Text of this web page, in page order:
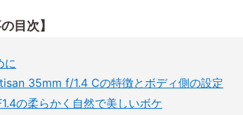
目次】
に
35mm f/1.4 Cの特徴とボディ側の設定
の柔らかく自然で美しいボケ